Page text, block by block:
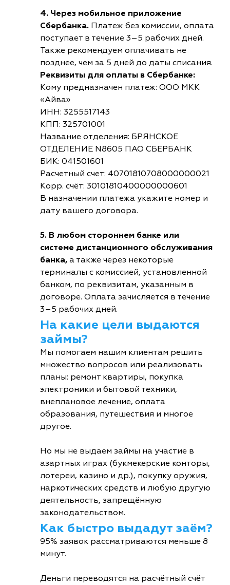
4. Через мобильное приложение
Сбербанка. Платеж без комиссии, оплата
поступает в течение 3–5 рабочих дней.
Также рекомендуем оплачивать не
позднее, чем за 5 дней до даты списания.
Реквизиты для оплаты в Сбербанке:
Кому предназначен платеж: ООО МКК
«Айва»
ИНН: 3255517143
КПП: 325701001
Название отделения: БРЯНСКОЕ
ОТДЕЛЕНИЕ N8605 ПАО СБЕРБАНК
БИК: 041501601
Расчетный счет: 40701810708000000021
Корр. счёт: 30101810400000000601
В назначении платежа укажите номер и
дату вашего договора.
5. В любом стороннем банке или
системе дистанционного обслуживания
банка, а также через некоторые
терминалы с комиссией, установленной
банком, по реквизитам, указанным в
договоре. Оплата зачисляется в течение
3–5 рабочих дней.
На какие цели выдаются
займы?
Мы помогаем нашим клиентам решить
множество вопросов или реализовать
планы: ремонт квартиры, покупка
электроники и бытовой техники,
внеплановое лечение, оплата
образования, путешествия и многое
другое.
Но мы не выдаем займы на участие в
азартных играх (букмекерские конторы,
лотереи, казино и др.), покупку оружия,
наркотических средств и любую другую
деятельность, запрещённую
законодательством.
Как быстро выдадут заём?
95% заявок рассматриваются меньше 8
минут.
Деньги переводятся на расчётный счёт